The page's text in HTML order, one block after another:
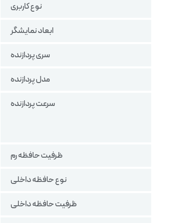
نوع کاربری
ابعاد نمایشگر
سری پردازنده
مدل پردازنده
سرعت پردازنده
ظرفیت حافظه رم
نوع حافظه داخلی
ظرفیت حافظه داخلی